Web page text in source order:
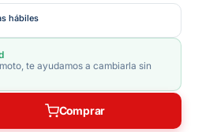
hábiles
te ayudamos a cambiarla sin
Comprar